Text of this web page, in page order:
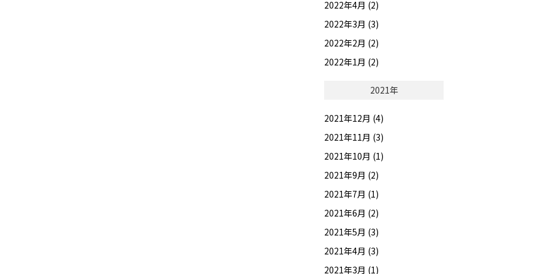
2022年4月 (2)
2022年3月 (3)
2022年2月 (2)
2022年1月 (2)
2021年
2021年12月 (4)
2021年11月 (3)
2021年10月 (1)
2021年9月 (2)
2021年7月 (1)
2021年6月 (2)
2021年5月 (3)
2021年4月 (3)
2021年3月 (1)